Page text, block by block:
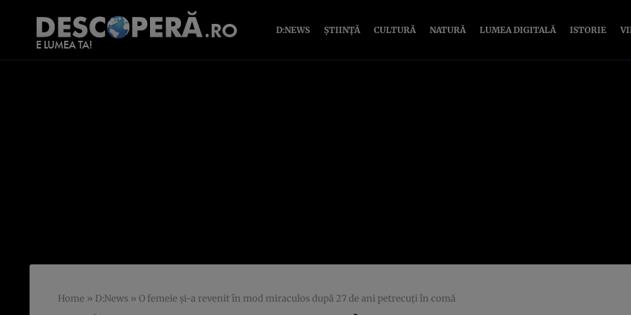
D:NEWS ȘTIINȚĂ CULTURĂ NATURĂ LUMEA DIGITALĂ ISTORIE
Home » D:News » O femeie şi-a revenit în mod miraculos după 27 de ani petrecuţi în comă